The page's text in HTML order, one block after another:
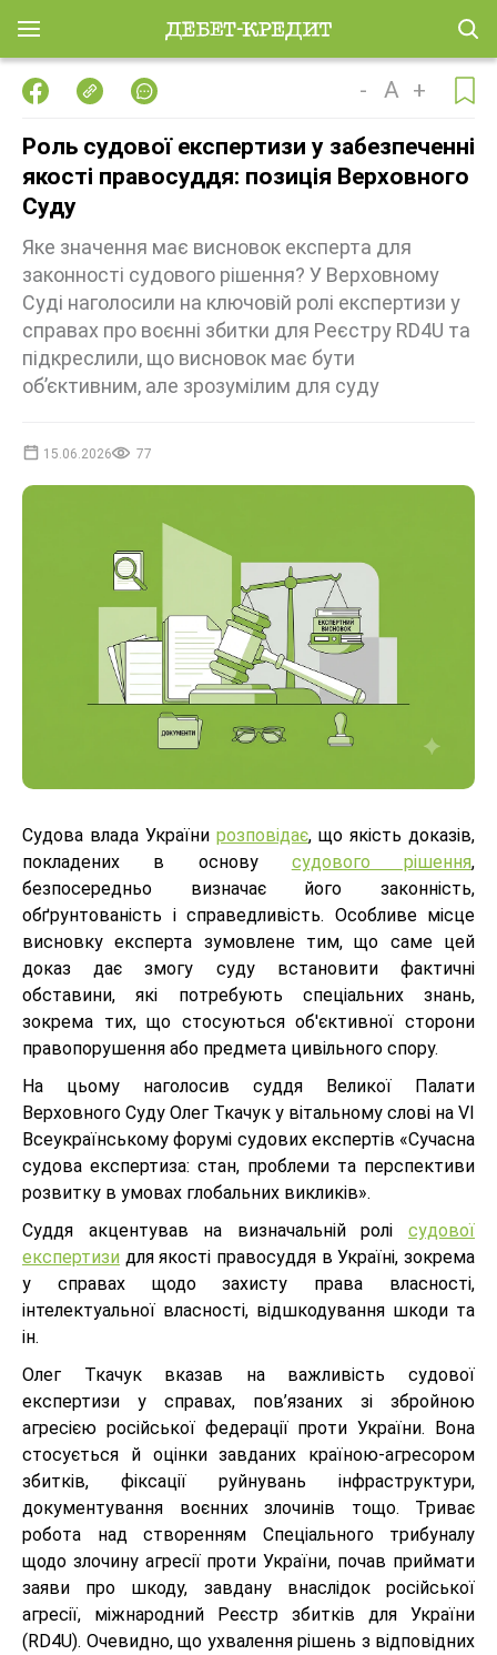
- A +
Роль судової експертизи у забезпеченні
якості правосуддя: позиція Верховного
Суду
Яке значення має висновок експерта для
законності судового рішення? У Верховному
Суді наголосили на ключовій ролі експертизи у
справах про воєнні збитки для Реєстру RD4U та
підкреслили, що висновок має бути
об’єктивним, але зрозумілим для суду
15.06.2026 77
Судова влада України розповідає, що якість доказів,
покладених в основу судового рішення,
безпосередньо визначає його законність,
обґрунтованість і справедливість. Особливе місце
висновку експерта зумовлене тим, що саме цей
доказ дає змогу суду встановити фактичні
обставини, які потребують спеціальних знань,
зокрема тих, що стосуються об'єктивної сторони
правопорушення або предмета цивільного спору.
На цьому наголосив суддя Великої Палати
Верховного Суду Олег Ткачук у вітальному слові на VI
Всеукраїнському форумі судових експертів «Сучасна
судова експертиза: стан, проблеми та перспективи
розвитку в умовах глобальних викликів».
Суддя акцентував на визначальній ролі судової
експертизи для якості правосуддя в Україні, зокрема
у справах щодо захисту права власності,
інтелектуальної власності, відшкодування шкоди та
ін.
Олег Ткачук вказав на важливість судової
експертизи у справах, пов’язаних зі збройною
агресією російської федерації проти України. Вона
стосується й оцінки завданих країною-агресором
збитків, фіксації руйнувань інфраструктури,
документування воєнних злочинів тощо. Триває
робота над створенням Спеціального трибуналу
щодо злочину агресії проти України, почав приймати
заяви про шкоду, завдану внаслідок російської
агресії, міжнародний Реєстр збитків для України
(RD4U). Очевидно, що ухвалення рішень з відповідних